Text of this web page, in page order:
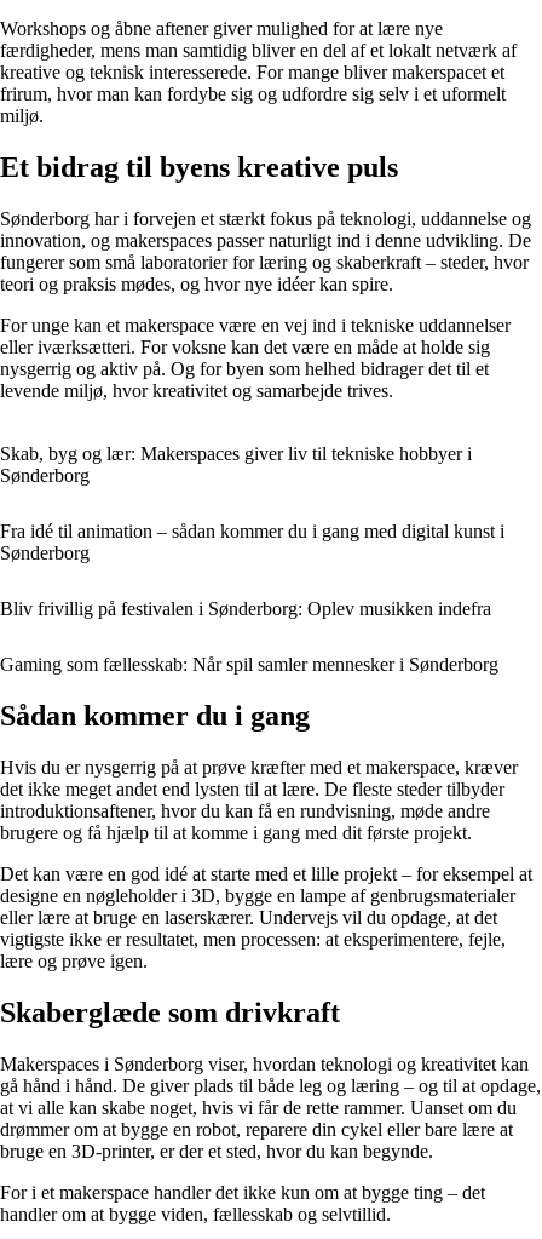
Workshops og åbne aftener giver mulighed for at lære nye
færdigheder, mens man samtidig bliver en del af et lokalt netværk af
kreative og teknisk interesserede. For mange bliver makerspacet et
frirum, hvor man kan fordybe sig og udfordre sig selv i et uformelt
miljø.
Et bidrag til byens kreative puls
Sønderborg har i forvejen et stærkt fokus på teknologi, uddannelse og
innovation, og makerspaces passer naturligt ind i denne udvikling. De
fungerer som små laboratorier for læring og skaberkraft – steder, hvor
teori og praksis mødes, og hvor nye idéer kan spire.
For unge kan et makerspace være en vej ind i tekniske uddannelser
eller iværksætteri. For voksne kan det være en måde at holde sig
nysgerrig og aktiv på. Og for byen som helhed bidrager det til et
levende miljø, hvor kreativitet og samarbejde trives.
Skab, byg og lær: Makerspaces giver liv til tekniske hobbyer i
Sønderborg
Fra idé til animation – sådan kommer du i gang med digital kunst i
Sønderborg
Bliv frivillig på festivalen i Sønderborg: Oplev musikken indefra
Gaming som fællesskab: Når spil samler mennesker i Sønderborg
Sådan kommer du i gang
Hvis du er nysgerrig på at prøve kræfter med et makerspace, kræver
det ikke meget andet end lysten til at lære. De fleste steder tilbyder
introduktionsaftener, hvor du kan få en rundvisning, møde andre
brugere og få hjælp til at komme i gang med dit første projekt.
Det kan være en god idé at starte med et lille projekt – for eksempel at
designe en nøgleholder i 3D, bygge en lampe af genbrugsmaterialer
eller lære at bruge en laserskærer. Undervejs vil du opdage, at det
vigtigste ikke er resultatet, men processen: at eksperimentere, fejle,
lære og prøve igen.
Skaberglæde som drivkraft
Makerspaces i Sønderborg viser, hvordan teknologi og kreativitet kan
gå hånd i hånd. De giver plads til både leg og læring – og til at opdage,
at vi alle kan skabe noget, hvis vi får de rette rammer. Uanset om du
drømmer om at bygge en robot, reparere din cykel eller bare lære at
bruge en 3D-printer, er der et sted, hvor du kan begynde.
For i et makerspace handler det ikke kun om at bygge ting – det
handler om at bygge viden, fællesskab og selvtillid.